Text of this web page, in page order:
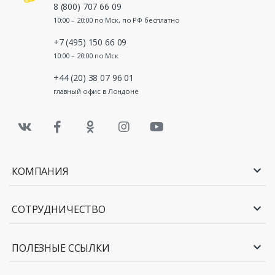
8 (800) 707 66 09
10:00 – 20:00 по Мск, по РФ бесплатно
+7 (495) 150 66 09
10:00 – 20:00 по Мск
+44 (20) 38 07 96 01
главный офис в Лондоне
КОМПАНИЯ
СОТРУДНИЧЕСТВО
ПОЛЕЗНЫЕ ССЫЛКИ